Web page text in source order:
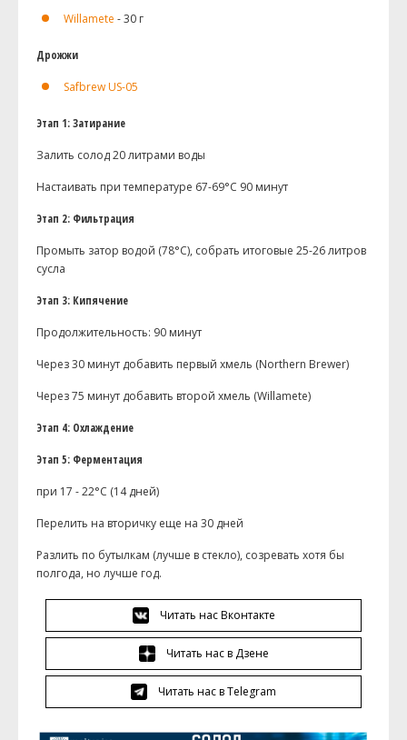
Willamete - 30 г
Дрожжи
Safbrew US-05
Этап 1: Затирание
Залить солод 20 литрами воды
Настаивать при температуре 67-69°C 90 минут
Этап 2: Фильтрация
Промыть затор водой (78°C), собрать итоговые 25-26 литров
сусла
Этап 3: Кипячение
Продолжительность: 90 минут
Через 30 минут добавить первый хмель (Northern Brewer)
Через 75 минут добавить второй хмель (Willamete)
Этап 4: Охлаждение
Этап 5: Ферментация
при 17 - 22°C (14 дней)
Перелить на вторичку еще на 30 дней
Разлить по бутылкам (лучше в стекло), созревать хотя бы
полгода, но лучше год.
Читать нас Вконтакте
Читать нас в Дзене
Читать нас в Telegram